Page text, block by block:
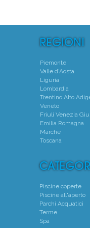
Piemonte
Valle d'Aosta
Liguria
Lombardia
Trentino Alto
Veneto
Friuli Venezia
Emilia Romagna
Marche
Toscana
Piscine coperte
Piscine all'aperto
Parchi Acquatici
Terme
Spa